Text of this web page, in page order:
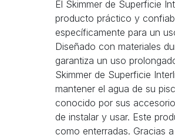
El Skimmer de Superficie
producto práctico y
específicamente para un
Diseñado con materiales
garantiza un uso
Skimmer de Superficie
mantener el agua de su
conocido por sus
de instalar y usar. Este
como enterradas. Gracias